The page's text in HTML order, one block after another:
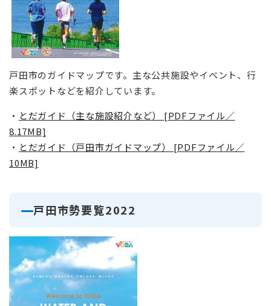
戸田市のガイドマップです。主な公共施設やイベント、行
楽スポットなどを紹介しています。
・ とだガイド（主な施設紹介など） [PDFファイル／
8.17MB]
・ とだガイド（戸田市ガイドマップ） [PDFファイル／
10MB]
戸田市勢要覧2022